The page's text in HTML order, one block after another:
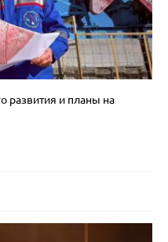
развития и планы на